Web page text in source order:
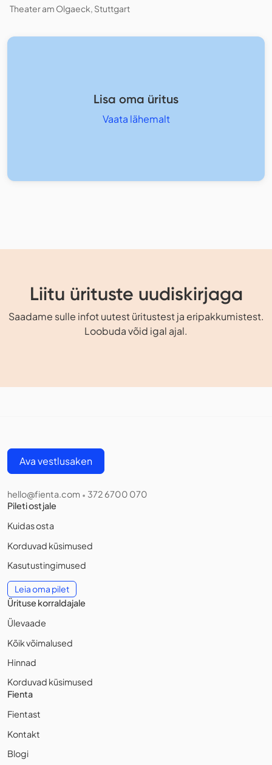
Theater am Olgaeck, Stuttgart
Lisa oma üritus
Vaata lähemalt
Liitu ürituste uudiskirjaga
Saadame sulle infot uutest üritustest ja eripakkumistest.
Loobuda võid igal ajal.
Ava vestlusaken
hello@fienta.com • 372 6700 070
Pileti ostjale
Kuidas osta
Korduvad küsimused
Kasutustingimused
Leia oma pilet
Ürituse korraldajale
Ülevaade
Kõik võimalused
Hinnad
Korduvad küsimused
Fienta
Fientast
Kontakt
Blogi